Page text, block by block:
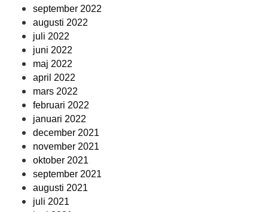
september 2022
augusti 2022
juli 2022
juni 2022
maj 2022
april 2022
mars 2022
februari 2022
januari 2022
december 2021
november 2021
oktober 2021
september 2021
augusti 2021
juli 2021